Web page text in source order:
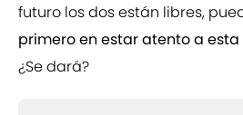
futuro los dos están libres,
primero en estar atento a esta
¿Se dará?